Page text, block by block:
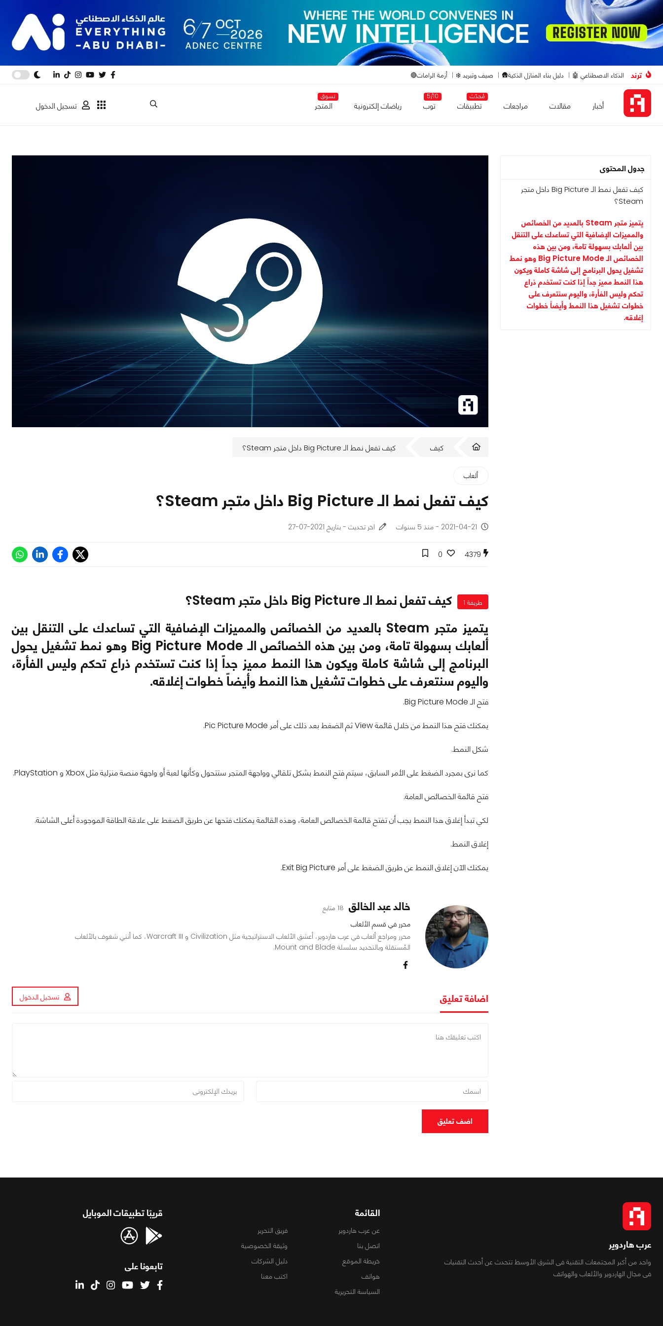
ترند الذكاء الاصطناعي 🤖 دليل بناء المنازل الذكية🛖 صيف وتبريد ❄️ أزمة الرامات🔴
أخبار مقالات مراجعات
مُحدّث
تطبيقات
5/10
توب رياضات إلكترونية
تسوق
المتجر تسجيل الدخول
جدول المحتوى
كيف تفعل نمط الـ Big Picture داخل متجر
Steam؟
يتميز متجر Steam بالعديد من الخصائص
والمميزات الإضافية التي تساعدك على التنقل
بين ألعابك بسهولة تامة، ومن بين هذه
الخصائص الـ Big Picture Mode وهو نمط
تشغيل يحول البرنامج إلى شاشة كاملة ويكون
هذا النمط مميز جداً إذا كنت تستخدم ذراع
تحكم وليس الفأرة، واليوم سنتعرف على
خطوات تشغيل هذا النمط وأيضاً خطوات
إغلاقه.
كيف كيف تفعل نمط الـ Big Picture داخل متجر Steam؟
ألعاب
كيف تفعل نمط الـ Big Picture داخل متجر Steam؟
2021-04-21 - منذ 5 سنوات اخر تحديث - بتاريخ 2021-07-27
4379
0
طريقة 1
كيف تفعل نمط الـ Big Picture داخل متجر Steam؟
يتميز متجر Steam بالعديد من الخصائص والمميزات الإضافية التي تساعدك على التنقل بين
ألعابك بسهولة تامة، ومن بين هذه الخصائص الـ Big Picture Mode وهو نمط تشغيل يحول
البرنامج إلى شاشة كاملة ويكون هذا النمط مميز جداً إذا كنت تستخدم ذراع تحكم وليس الفأرة،
واليوم سنتعرف على خطوات تشغيل هذا النمط وأيضاً خطوات إغلاقه.
فتح الـ Big Picture Mode.
يمكنك فتح هذا النمط من خلال قائمة View ثم الضغط بعد ذلك على أمر Pic Picture Mode.
شكل النمط.
كما نرى بمجرد الضغط على الأمر السابق، سيتم فتح النمط بشكل تلقائي وواجهة المتجر ستتحول وكأنها لعبة أو واجهة منصة منزلية مثل Xbox و PlayStation.
فتح قائمة الخصائص العامة.
لكي تبدأ إغلاق هذا النمط يجب أن تفتح قائمة الخصائص العامة، وهذه القائمة يمكنك فتحها عن طريق الضغط على علاقة الطاقة الموجودة أعلى الشاشة.
إغلاق النمط.
يمكنك الآن إغلاق النمط عن طريق الضغط على أمر Exit Big Picture.
خالد عبد الخالق 18 متابع
محرر في قسم الألعاب
محرر ومراجع ألعاب في عرب هاردوير، أعشق الألعاب الاستراتيجية مثل Civilization و Warcraft III، كما أنني شغوف بالألعاب
المُستقلة وبالتحديد سلسلة Mount and Blade.
اضافة تعليق تسجيل الدخول
اضف تعليق
عرب هاردوير
واحد من أكبر المجتمعات التقنية فى الشرق الأوسط تتحدث عن أحدث التقنيات
فى مجال الهاردوير والألعاب والهواتف
القائمة
عن عرب هاردوير
فريق التحرير
اتصل بنا
وثيقة الخصوصية
خريطة الموقع
دليل الشركات
هواتف
اكتب معنا
السياسة التحريرية
قريبًا تطبيقات الموبايل
تابعونا على